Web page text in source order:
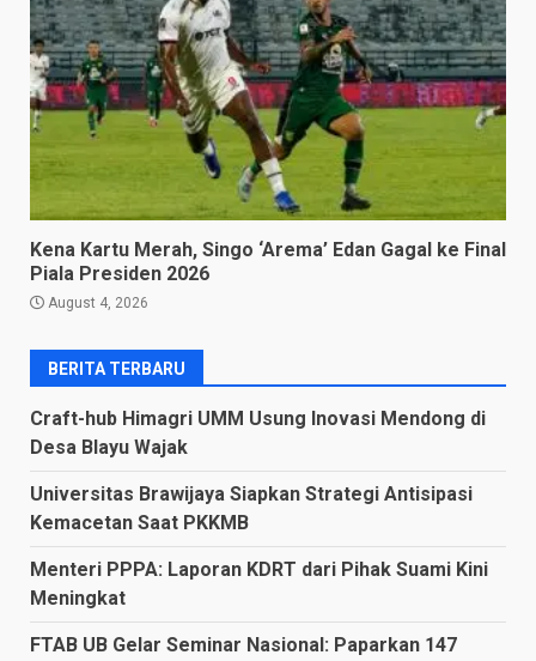
Kena Kartu Merah, Singo ‘Arema’ Edan Gagal ke Final
Piala Presiden 2026
August 4, 2026
BERITA TERBARU
Craft-hub Himagri UMM Usung Inovasi Mendong di
Desa Blayu Wajak
Universitas Brawijaya Siapkan Strategi Antisipasi
Kemacetan Saat PKKMB
Menteri PPPA: Laporan KDRT dari Pihak Suami Kini
Meningkat
FTAB UB Gelar Seminar Nasional: Paparkan 147